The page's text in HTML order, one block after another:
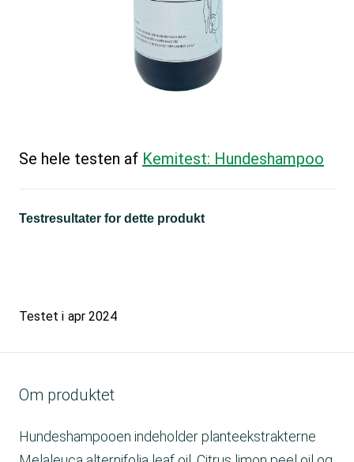
Se hele testen af Kemitest: Hundeshampoo
Testresultater for dette produkt
Testet i apr 2024
Om produktet
Hundeshampooen indeholder planteekstrakterne